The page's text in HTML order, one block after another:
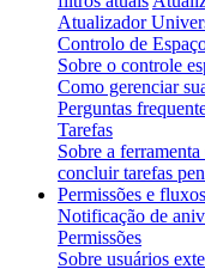
Atualizador
Controlo de
Sobre o controle
Como gerenciar
Perguntas
Tarefas
Sobre a
concluir tarefas
Permissões e
Notificação de
Permissões
Sobre usuários